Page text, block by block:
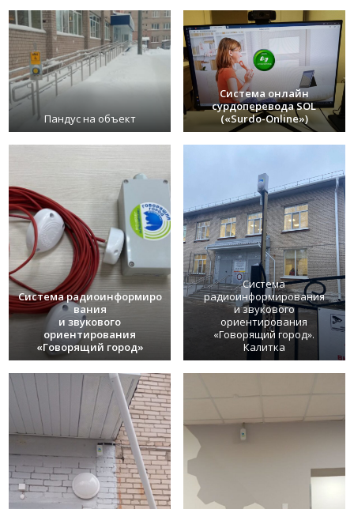
Пандус на объект
Система онлайн
сурдоперевода SOL
(«Surdo-Online»)
Система радиоинформиро
вания
и звукового
ориентирования
«Говорящий город»
Система
радиоинформирования
и звукового
ориентирования
«Говорящий город».
Калитка